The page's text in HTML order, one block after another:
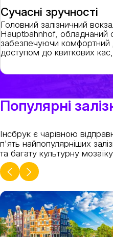
Сучасні зручності
Головний залізничний
Hauptbahnhof, обладнаний
забезпечуючи комфортний
доступом до квиткових кас,
Популярні
Інсбрук є чарівною
п'ять найпопулярніших
та багату культурну